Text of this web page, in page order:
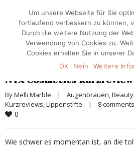
NYX Cosmetics Kurzreview
By Melli Marble | Augenbrauen, Beauty
Kurzreviews, Lippenstifte | 8 comments
0
Wie schwer es momentan ist, an die
Um unsere Webseite für Sie
fortlaufend verbessern zu können,
Durch die weitere Nutzung der
Verwendung von Cookies zu.
Cookies erhalten Sie in unserer
OK
Nein Weitere